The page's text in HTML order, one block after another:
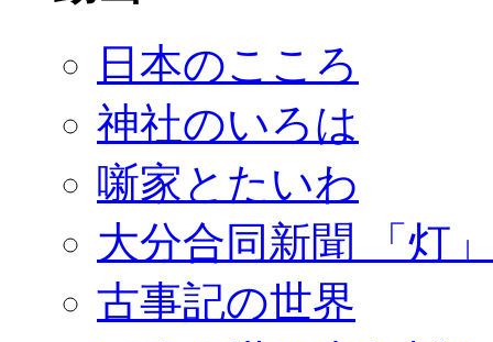
日本のこころ
神社のいろは
噺家とたいわ
大分合同新聞 「灯」
古事記の世界